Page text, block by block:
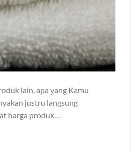
lain, apa yang Kamu
justru langsung
harga produk…